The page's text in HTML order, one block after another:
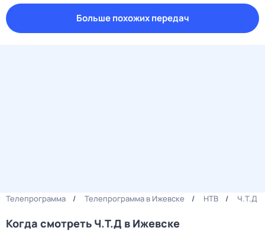
Больше похожих передач
Телепрограмма Телепрограмма в Ижевске НТВ Ч.T.Д
Когда смотреть Ч.T.Д в Ижевске